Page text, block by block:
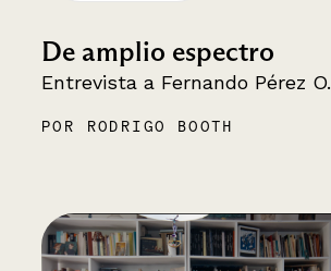
De amplio espectro
Entrevista a Fernando Pérez O.
POR RODRIGO BOOTH